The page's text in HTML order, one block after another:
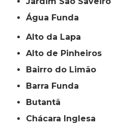
Água Funda
Alto da Lapa
Alto de Pinheiros
Bairro do Limão
Barra Funda
Butantã
Chácara Inglesa